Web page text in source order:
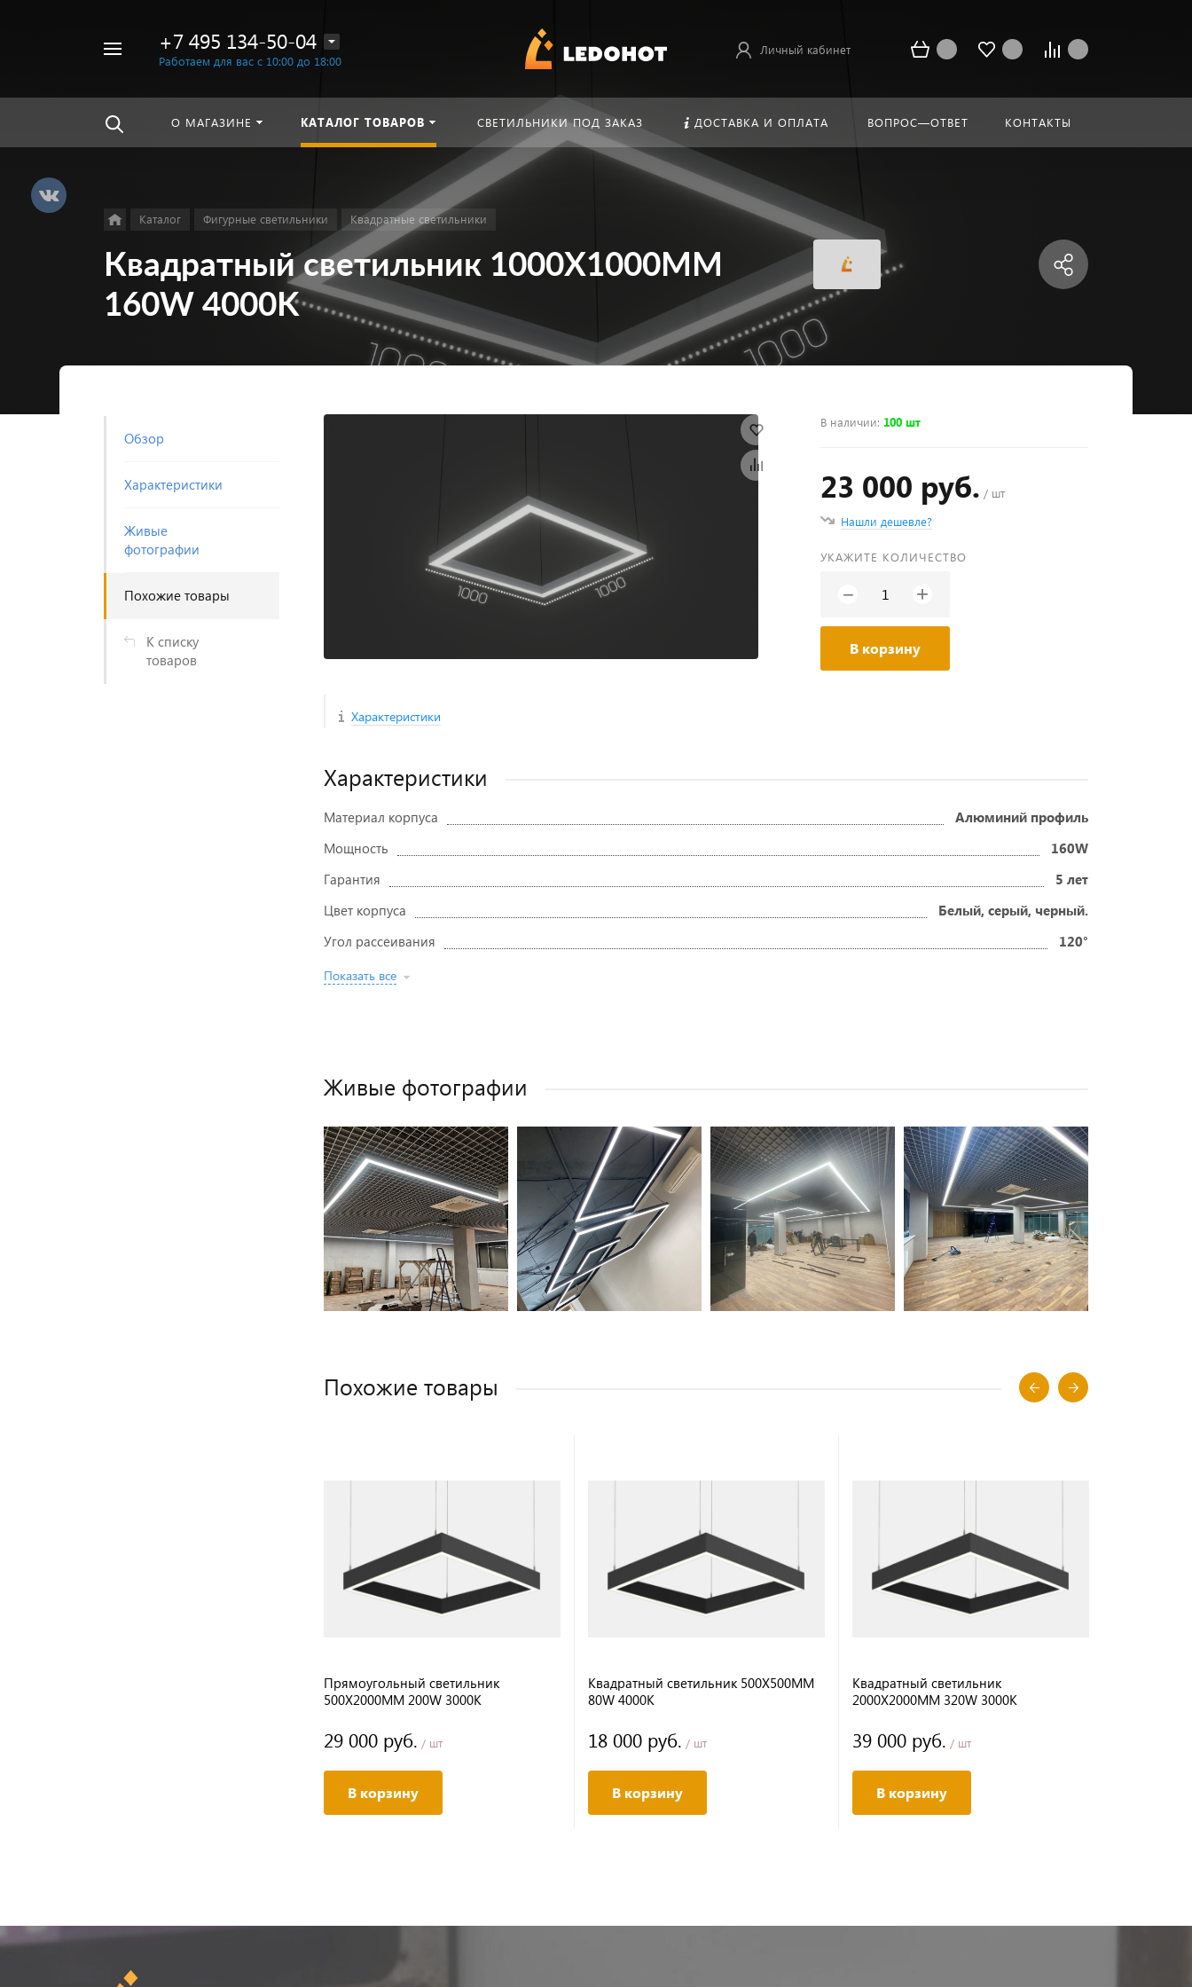
+7 495 134-50-04
Работаем для вас с 10:00 до 18:00
Личный кабинет
О МАГАЗИНЕ КАТАЛОГ ТОВАРОВ СВЕТИЛЬНИКИ ПОД ЗАКАЗ ДОСТАВКА И ОПЛАТА ВОПРОС—ОТВЕТ КОНТАКТЫ
Каталог Фигурные светильники Квадратные светильники
Квадратный светильник 1000Х1000MM
160W 4000K
Обзор
Характеристики
Живые
фотографии
Похожие товары
К списку
товаров
Характеристики
В наличии: 100 шт
23 000 руб. / шт
Нашли дешевле?
УКАЖИТЕ КОЛИЧЕСТВО
− +
В корзину
Характеристики
Материал корпуса
Алюминий профиль
Мощность
160W
Гарантия
5 лет
Цвет корпуса
Белый, серый, черный.
Угол рассеивания
120°
Показать все
Живые фотографии
Похожие товары
Прямоугольный светильник
500Х2000MM 200W 3000K
29 000 руб. / шт
В корзину
Квадратный светильник 500Х500MM
80W 4000K
18 000 руб. / шт
В корзину
Квадратный светильник
2000Х2000MM 320W 3000K
39 000 руб. / шт
В корзину